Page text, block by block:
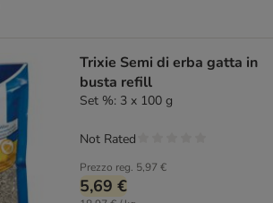
Trixie Semi di erba gatta in
busta refill
Set %: 3 x 100 g
Prezzo reg. 5,97 €
5,69 €
Not Rated